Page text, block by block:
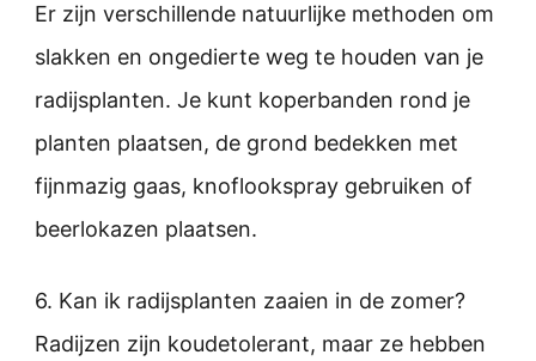
Er zijn verschillende natuurlijke methoden om
slakken en ongedierte weg te houden van je
radijsplanten. Je kunt koperbanden rond je
planten plaatsen, de grond bedekken met
fijnmazig gaas, knoflookspray gebruiken of
beerlokazen plaatsen.
6. Kan ik radijsplanten zaaien in de zomer?
Radijzen zijn koudetolerant, maar ze hebben